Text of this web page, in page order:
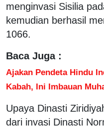
menginvasi Sisilia
kemudian berhasil
1066.
Baca Juga :
Ajakan Pendeta Hindu
Kabah, Ini Imbauan
Upaya Dinasti
dari invasi Dinasti